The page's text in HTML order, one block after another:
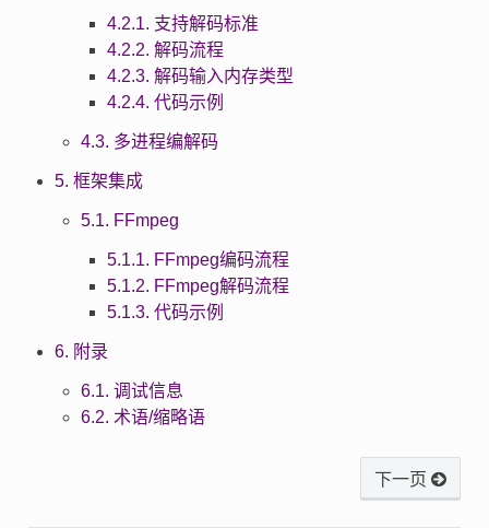
4.2.1. 支持解码标准
4.2.2. 解码流程
4.2.3. 解码输入内存类型
4.2.4. 代码示例
4.3. 多进程编解码
5. 框架集成
5.1. FFmpeg
5.1.1. FFmpeg编码流程
5.1.2. FFmpeg解码流程
5.1.3. 代码示例
6. 附录
6.1. 调试信息
6.2. 术语/缩略语
下一页